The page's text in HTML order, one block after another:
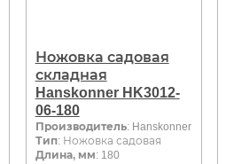
Ножовка садовая
складная
Hanskonner HK3012-
06-180
Производитель: Hanskonner
Тип: Ножовка садовая
Длина, мм: 180